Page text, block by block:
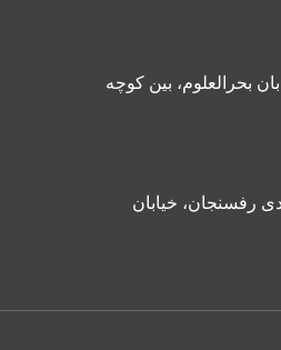
بحرالعلوم، بین کوچه
رفسنجان، خیابان